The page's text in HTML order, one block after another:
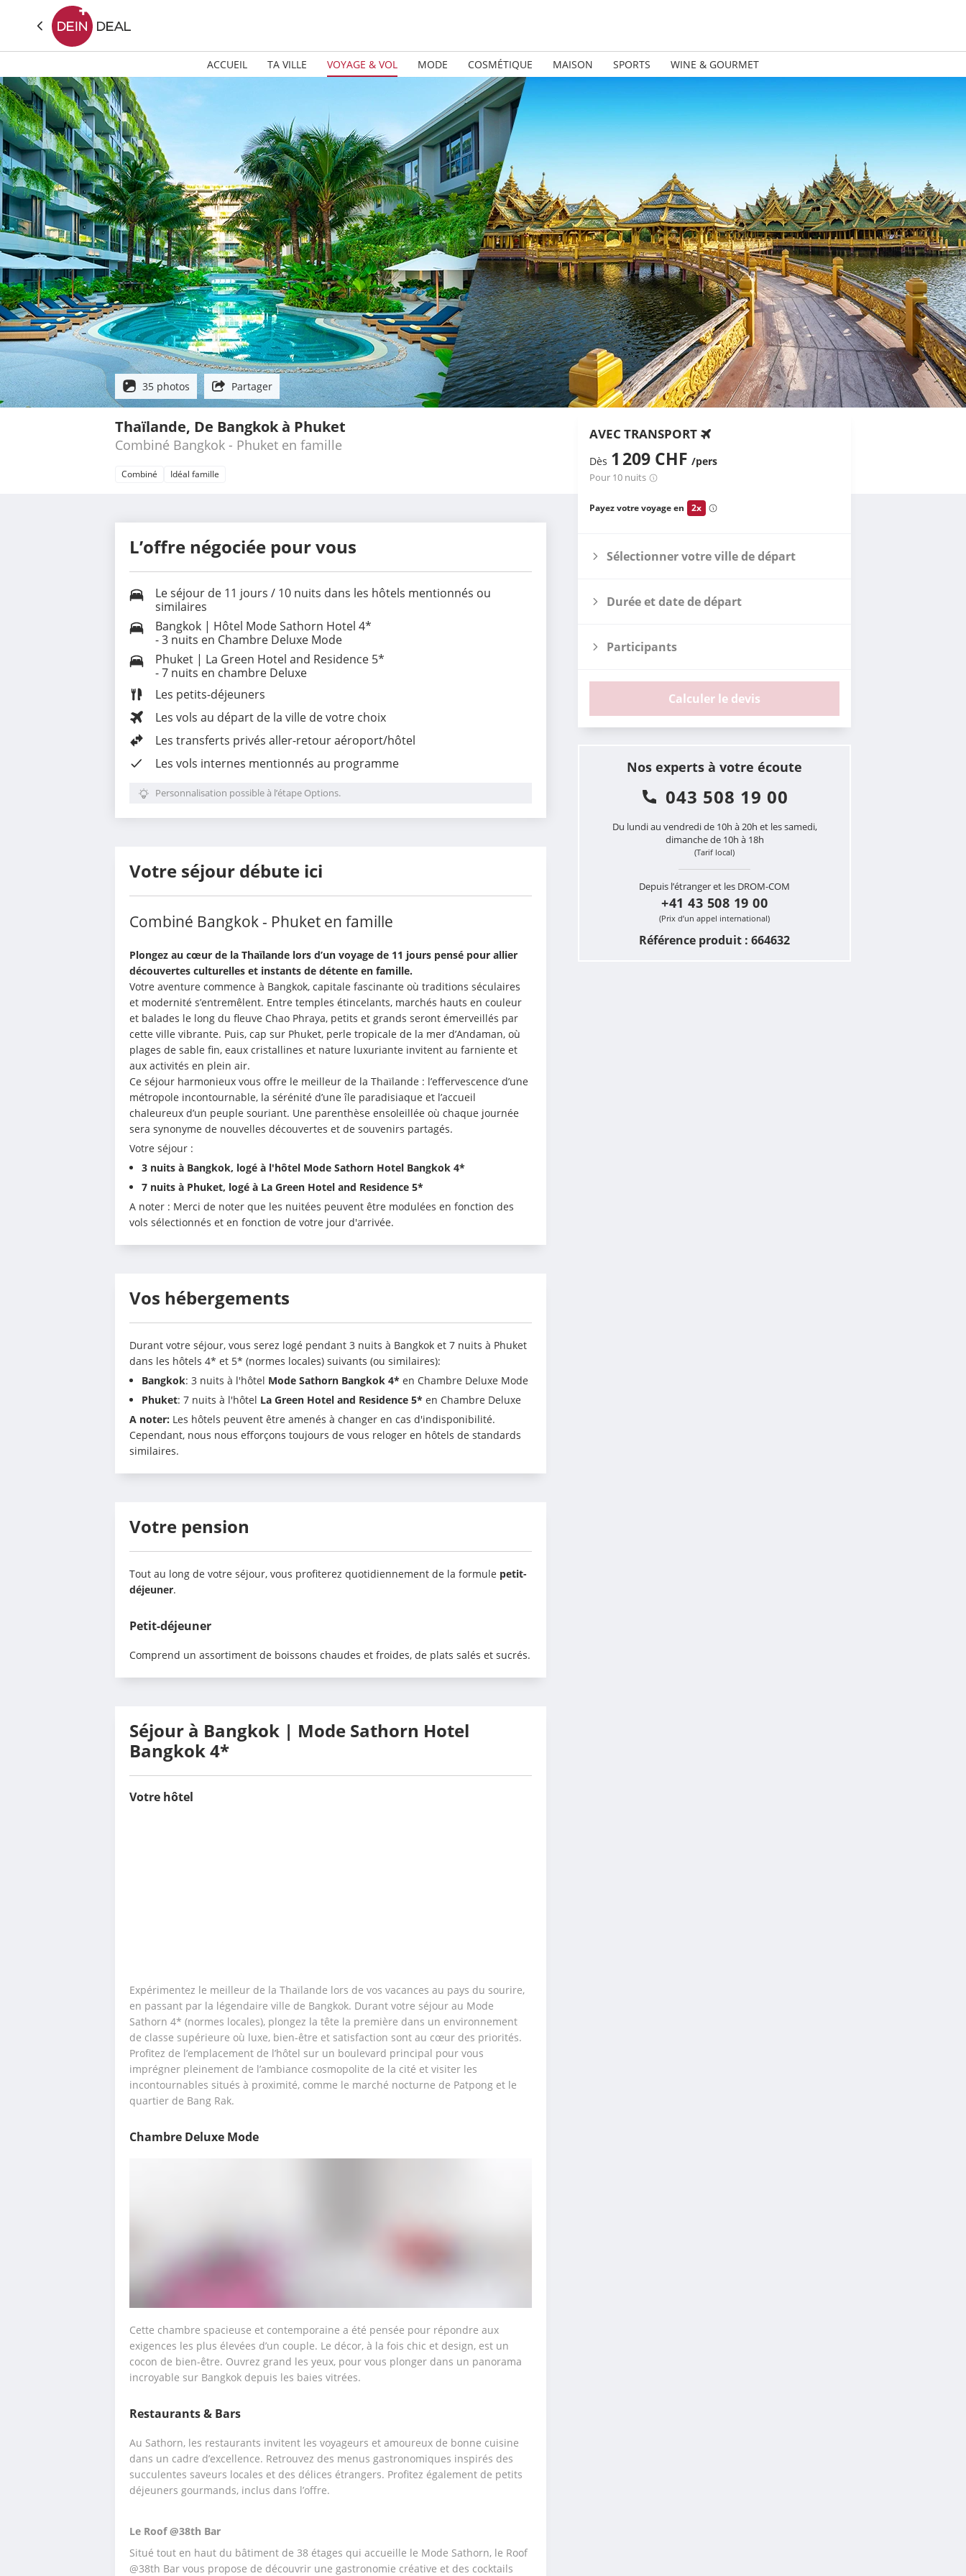
ACCUEIL TA VILLE VOYAGE & VOL MODE COSMÉTIQUE MAISON SPORTS WINE & GOURMET
35 photos Partager
Thaïlande, De Bangkok à Phuket
Combiné Bangkok - Phuket en famille
Combiné Idéal famille
AVEC TRANSPORT
Dès 1 209 CHF /pers
Pour 10 nuits
Payez votre voyage en 2x
Sélectionner votre ville de départ
Durée et date de départ
Participants
Calculer le devis
Nos experts à votre écoute
043 508 19 00
Du lundi au vendredi de 10h à 20h et les samedi,
dimanche de 10h à 18h
(Tarif local)
Depuis l’étranger et les DROM-COM
+41 43 508 19 00
(Prix d’un appel international)
Référence produit : 664632
L’offre négociée pour vous
Le séjour de 11 jours / 10 nuits dans les hôtels mentionnés ou
similaires
Bangkok | Hôtel Mode Sathorn Hotel 4*
- 3 nuits en Chambre Deluxe Mode
Phuket | La Green Hotel and Residence 5*
- 7 nuits en chambre Deluxe
Les petits-déjeuners
Les vols au départ de la ville de votre choix
Les transferts privés aller-retour aéroport/hôtel
Les vols internes mentionnés au programme
Personnalisation possible à l’étape Options.
Votre séjour débute ici
Combiné Bangkok - Phuket en famille
Plongez au cœur de la Thaïlande lors d’un voyage de 11 jours pensé pour allier
découvertes culturelles et instants de détente en famille.
Votre aventure commence à Bangkok, capitale fascinante où traditions séculaires
et modernité s’entremêlent. Entre temples étincelants, marchés hauts en couleur
et balades le long du fleuve Chao Phraya, petits et grands seront émerveillés par
cette ville vibrante. Puis, cap sur Phuket, perle tropicale de la mer d’Andaman, où
plages de sable fin, eaux cristallines et nature luxuriante invitent au farniente et
aux activités en plein air.
Ce séjour harmonieux vous offre le meilleur de la Thaïlande : l’effervescence d’une
métropole incontournable, la sérénité d’une île paradisiaque et l’accueil
chaleureux d’un peuple souriant. Une parenthèse ensoleillée où chaque journée
sera synonyme de nouvelles découvertes et de souvenirs partagés.
Votre séjour :
3 nuits à Bangkok, logé à l'hôtel Mode Sathorn Hotel Bangkok 4*
7 nuits à Phuket, logé à La Green Hotel and Residence 5*
A noter : Merci de noter que les nuitées peuvent être modulées en fonction des
vols sélectionnés et en fonction de votre jour d'arrivée.
Vos hébergements
Durant votre séjour, vous serez logé pendant 3 nuits à Bangkok et 7 nuits à Phuket
dans les hôtels 4* et 5* (normes locales) suivants (ou similaires):
Bangkok: 3 nuits à l'hôtel Mode Sathorn Bangkok 4* en Chambre Deluxe Mode
Phuket: 7 nuits à l'hôtel La Green Hotel and Residence 5* en Chambre Deluxe
A noter: Les hôtels peuvent être amenés à changer en cas d'indisponibilité.
Cependant, nous nous efforçons toujours de vous reloger en hôtels de standards
similaires.
Votre pension
Tout au long de votre séjour, vous profiterez quotidiennement de la formule petit-
déjeuner.
Petit-déjeuner
Comprend un assortiment de boissons chaudes et froides, de plats salés et sucrés.
Séjour à Bangkok | Mode Sathorn Hotel
Bangkok 4*
Votre hôtel
Expérimentez le meilleur de la Thaïlande lors de vos vacances au pays du sourire,
en passant par la légendaire ville de Bangkok. Durant votre séjour au Mode
Sathorn 4* (normes locales), plongez la tête la première dans un environnement
de classe supérieure où luxe, bien-être et satisfaction sont au cœur des priorités.
Profitez de l’emplacement de l’hôtel sur un boulevard principal pour vous
imprégner pleinement de l’ambiance cosmopolite de la cité et visiter les
incontournables situés à proximité, comme le marché nocturne de Patpong et le
quartier de Bang Rak.
Chambre Deluxe Mode
Cette chambre spacieuse et contemporaine a été pensée pour répondre aux
exigences les plus élevées d’un couple. Le décor, à la fois chic et design, est un
cocon de bien-être. Ouvrez grand les yeux, pour vous plonger dans un panorama
incroyable sur Bangkok depuis les baies vitrées.
Restaurants & Bars
Au Sathorn, les restaurants invitent les voyageurs et amoureux de bonne cuisine
dans un cadre d’excellence. Retrouvez des menus gastronomiques inspirés des
succulentes saveurs locales et des délices étrangers. Profitez également de petits
déjeuners gourmands, inclus dans l’offre.
Le Roof @38th Bar
Situé tout en haut du bâtiment de 38 étages qui accueille le Mode Sathorn, le Roof
@38th Bar vous propose de découvrir une gastronomie créative et des cocktails